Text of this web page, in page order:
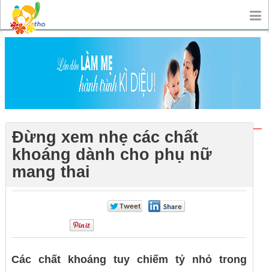
Đừng xem nhẹ các chất
khoáng dành cho phụ nữ
mang thai
0
Các chất khoáng tuy chiếm tỷ nhỏ trong